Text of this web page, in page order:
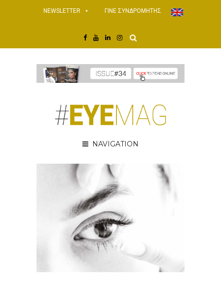
NEWSLETTER ΓΙΝΕ ΣΥΝΔΡΟΜΗΤΗΣ
NAVIGATION